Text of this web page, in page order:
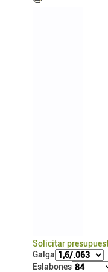
Solicitar
Galga
Eslabones